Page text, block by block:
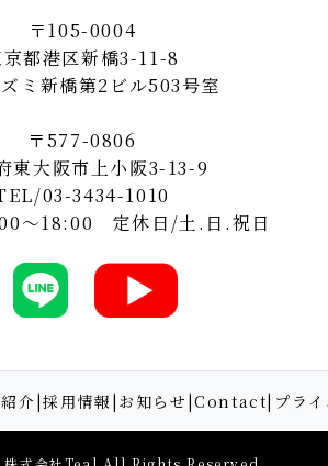
〒105-0004
都港区新橋3-11-8
ミ新橋第2ビル503号室
〒577-0806
東大阪市上小阪3-13-9
03-3434-1010
～18:00 定休日/土.日.祝日
介 |採用情報 | お知らせ |Contact| プラ